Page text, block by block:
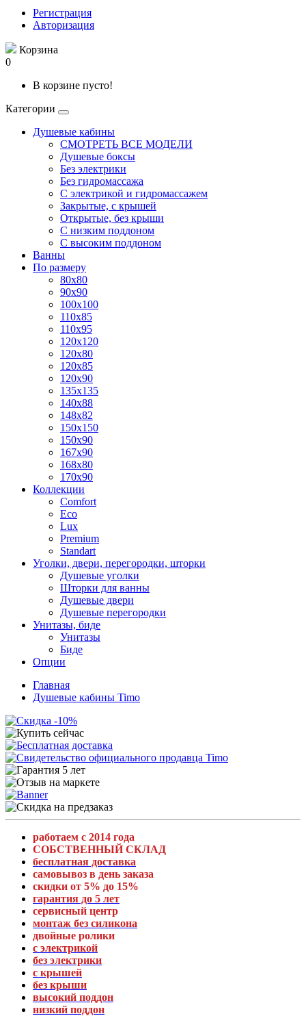
Регистрация
Авторизация
Корзина
0
В корзине пусто!
Категории
Душевые кабины
СМОТРЕТЬ ВСЕ МОДЕЛИ
Душевые боксы
Без электрики
Без гидромассажа
С электрикой и гидромассажем
Закрытые, с крышей
Открытые, без крыши
С низким поддоном
С высоким поддоном
Ванны
По размеру
80x80
90x90
100x100
110x85
110x95
120x120
120x80
120x85
120x90
135x135
140x88
148x82
150x150
150x90
167x90
168x80
170x90
Коллекции
Comfort
Eco
Lux
Premium
Standart
Уголки, двери, перегородки, шторки
Душевые уголки
Шторки для ванны
Душевые двери
Душевые перегородки
Унитазы, биде
Унитазы
Биде
Опции
Главная
Душевые кабины Timo
работаем с 2014 года
СОБСТВЕННЫЙ СКЛАД
бесплатная доставка
самовывоз в день заказа
скидки от 5% до 15%
гарантия до 5 лет
сервисный центр
монтаж без силикона
двойные ролики
с электрикой
без электрики
с крышей
без крыши
высокий поддон
низкий поддон